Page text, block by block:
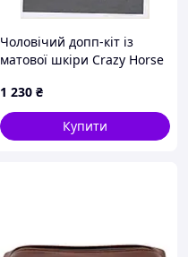
Чоловічий допп-кіт із
матової шкіри Crazy Horse
1 230 ₴
Купити